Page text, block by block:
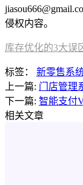
侵权内容。
库存优化的3大误
标签： 新零售系
上一篇: 门店管理
下一篇: 智能支付
相关文章